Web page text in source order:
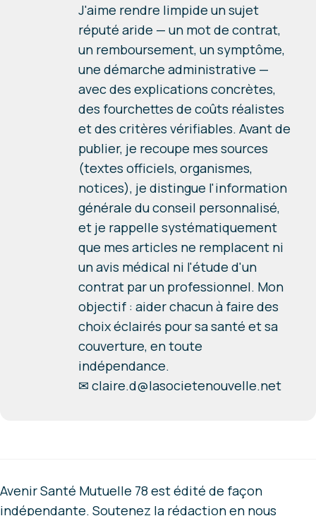
J'aime rendre limpide un sujet
réputé aride — un mot de contrat,
un remboursement, un symptôme,
une démarche administrative —
avec des explications concrètes,
des fourchettes de coûts réalistes
et des critères vérifiables. Avant de
publier, je recoupe mes sources
(textes officiels, organismes,
notices), je distingue l'information
générale du conseil personnalisé,
et je rappelle systématiquement
que mes articles ne remplacent ni
un avis médical ni l'étude d'un
contrat par un professionnel. Mon
objectif : aider chacun à faire des
choix éclairés pour sa santé et sa
couverture, en toute
indépendance.
✉ claire.d@lasocietenouvelle.net
Avenir Santé Mutuelle 78 est édité de façon
indépendante. Soutenez la rédaction en nous